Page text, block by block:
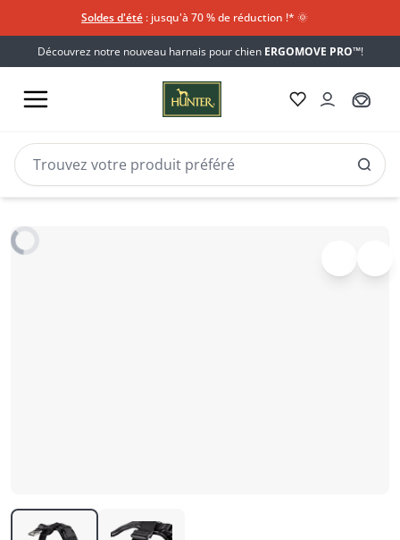
Soldes d'été : jusqu'à 70 % de réduction !*​ 🌞
Découvrez notre nouveau harnais pour chien ERGOMOVE PRO™!